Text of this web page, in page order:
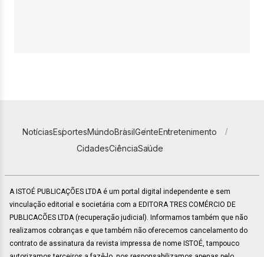
NotíciasEsportesMundoBrasilGenteEntretenimento
CidadesCiênciaSaúde
A ISTOÉ PUBLICAÇÕES LTDA é um portal digital independente e sem
vinculação editorial e societária com a EDITORA TRES COMÉRCIO DE
PUBLICACÕES LTDA (recuperação judicial). Informamos também que não
realizamos cobranças e que também não oferecemos cancelamento do
contrato de assinatura da revista impressa de nome ISTOÉ, tampouco